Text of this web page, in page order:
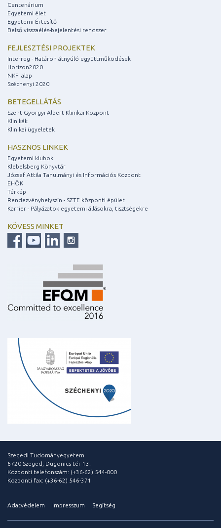
Centenárium
Egyetemi élet
Egyetemi Értesítő
Belső visszaélés-bejelentési rendszer
FEJLESZTÉSI PROJEKTEK
Interreg - Határon átnyúló együttműködések
Horizon2020
NKFI alap
Széchenyi 2020
BETEGELLÁTÁS
Szent-Györgyi Albert Klinikai Központ
Klinikák
Klinikai ügyeletek
HASZNOS LINKEK
Egyetemi klubok
Klebelsberg Könyvtár
József Attila Tanulmányi és Információs Központ
EHÖK
Térkép
Rendezvényhelyszín - SZTE központi épület
Karrier - Pályázatok egyetemi állásokra, tisztségekre
KÖVESS MINKET
Szegedi Tudományegyetem
6720 Szeged, Dugonics tér 13.
Központi telefonszám: (+36-62) 544-000
Központi fax: (+36-62) 546-371
Adatvédelem Impresszum Segítség